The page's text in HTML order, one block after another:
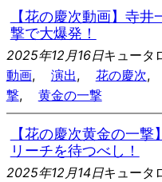
【花の慶次動画】寺
撃で大爆発！
2025年12月16日キュータ
動画, 演出, 花の慶次,
撃, 黄金の一撃
【花の慶次黄金の一
リーチを待つべし！
2025年12月14日キュータ